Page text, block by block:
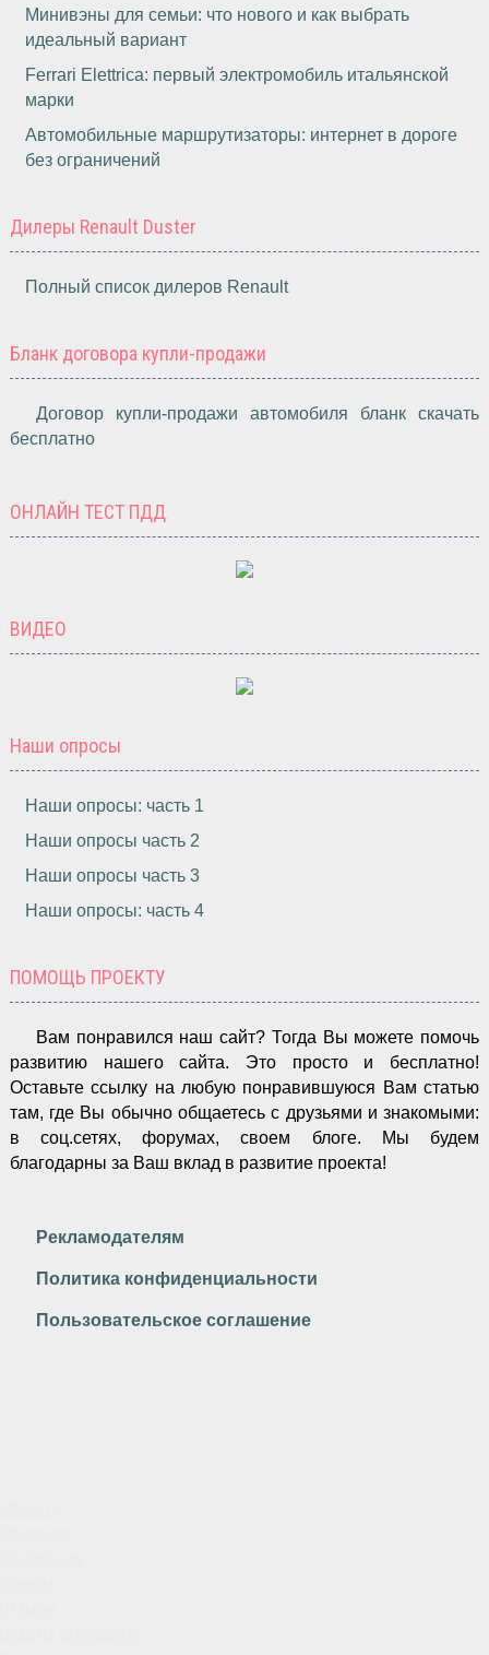
Минивэны для семьи: что нового и как выбрать
идеальный вариант
Ferrari Elettrica: первый электромобиль итальянской
марки
Автомобильные маршрутизаторы: интернет в дороге
без ограничений
Дилеры Renault Duster
Полный список дилеров Renault
Бланк договора купли-продажи
Договор купли-продажи автомобиля бланк скачать
бесплатно
ОНЛАЙН ТЕСТ ПДД
ВИДЕО
Наши опросы
Наши опросы: часть 1
Наши опросы часть 2
Наши опросы часть 3
Наши опросы: часть 4
ПОМОЩЬ ПРОЕКТУ
Вам понравился наш сайт? Тогда Вы можете помочь
развитию нашего сайта. Это просто и бесплатно!
Оставьте ссылку на любую понравившуюся Вам статью
там, где Вы обычно общаетесь с друзьями и знакомыми:
в соц.сетях, форумах, своем блоге. Мы будем
благодарны за Ваш вклад в развитие проекта!
Рекламодателям
Политика конфиденциальности
Пользовательское соглашение